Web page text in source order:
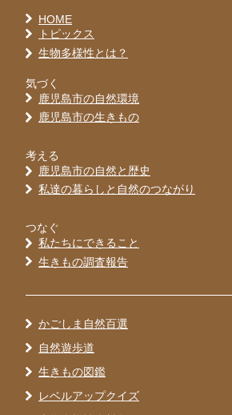
HOME
トピックス
生物多様性とは？
気づく
鹿児島市の自然環境
鹿児島市の生きもの
考える
鹿児島市の自然と歴史
私達の暮らしと自然のつながり
つなぐ
私たちにできること
生きもの調査報告
かごしま自然百選
自然遊歩道
生きもの図鑑
レベルアップクイズ